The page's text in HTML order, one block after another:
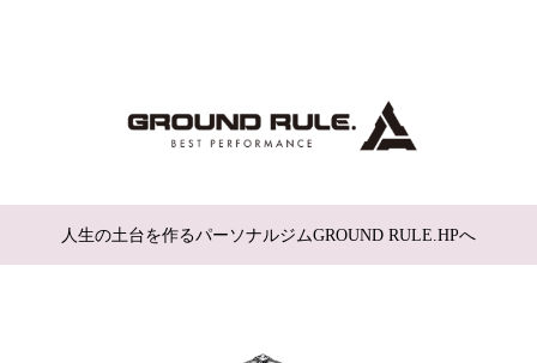
人生の土台を作るパーソナルジムGROUND RULE.HPへ